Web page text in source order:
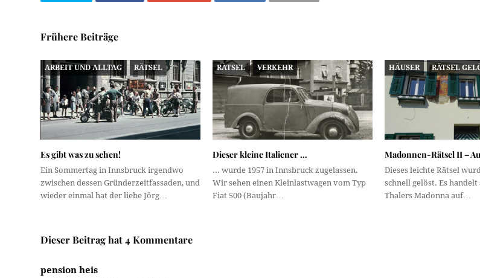
Frühere Beiträge
ARBEIT UND ALLTAG RÄTSEL
Es gibt was zu sehen!
Ein Sommertag in Innsbruck irgendwo
zwischen dessen Gründerzeitfassaden, und
wieder einmal hat der liebe Jörg…
RÄTSEL VERKEHR
Dieser kleine Italiener …
... wurde 1957 in Innsbruck zugelassen.
Wir sehen einen Kleinlastwagen vom Typ
Fiat 500 (Baujahr…
HÄUSER RÄTSEL
Madonnen-Rätsel II –
Dieses leichte Rätsel
schnell gelöst. Es handelt
Thalers Madonna auf…
Dieser Beitrag hat 4 Kommentare
pension heis